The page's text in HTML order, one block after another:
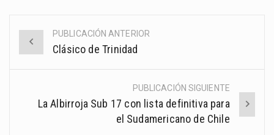
Post
PUBLICACIÓN ANTERIOR
Clásico de Trinidad
PUBLICACIÓN SIGUIENTE
La Albirroja Sub 17 con lista definitiva para
el Sudamericano de Chile